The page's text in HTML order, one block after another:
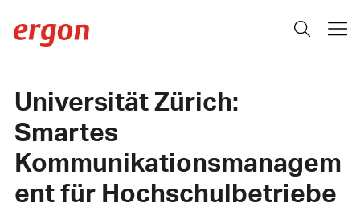
Universität Zürich:
Smartes
Kommunikationsmanagem
ent für Hochschulbetriebe